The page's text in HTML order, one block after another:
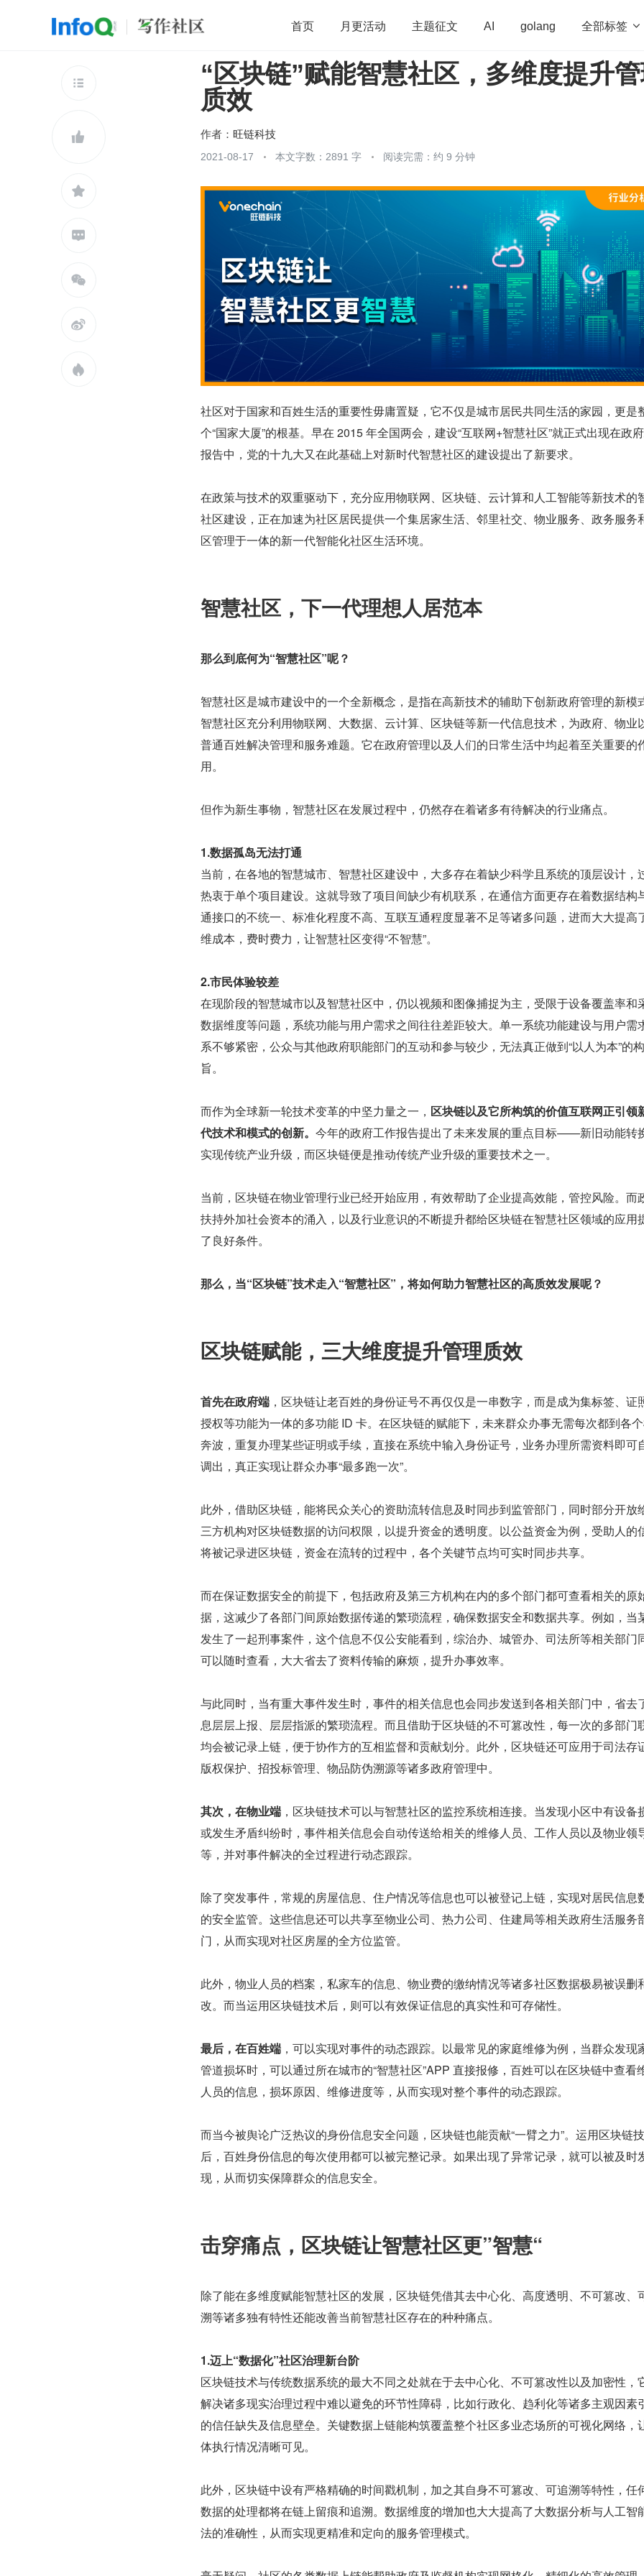
首页 月更活动 主题征文 AI golang 全部标签 
开源 架构 OpenHarmony 算法 学习方法 Web3.0 高
团队管理
查看更多







“区块链”赋能智慧社区，多维度提升
质效
作者： 旺链科技
2021-08-17 本文字数：2891 字 阅读完需：约 9 分钟
社区对于国家和百姓生活的重要性毋庸置疑，它不仅是城市居民共同生活的家园，更是
个“国家大厦”的根基。早在 2015 年全国两会，建设“互联网+智慧社区”就正式出现在政
报告中，党的十九大又在此基础上对新时代智慧社区的建设提出了新要求。
在政策与技术的双重驱动下，充分应用物联网、区块链、云计算和人工智能等新技术的
社区建设，正在加速为社区居民提供一个集居家生活、邻里社交、物业服务、政务服务
区管理于一体的新一代智能化社区生活环境。
智慧社区，下一代理想人居范本
那么到底何为“智慧社区”呢？
智慧社区是城市建设中的一个全新概念，是指在高新技术的辅助下创新政府管理的新模
智慧社区充分利用物联网、大数据、云计算、区块链等新一代信息技术，为政府、物业
普通百姓解决管理和服务难题。它在政府管理以及人们的日常生活中均起着至关重要的
用。
但作为新生事物，智慧社区在发展过程中，仍然存在着诸多有待解决的行业痛点。
1.数据孤岛无法打通
当前，在各地的智慧城市、智慧社区建设中，大多存在着缺少科学且系统的顶层设计，
热衷于单个项目建设。这就导致了项目间缺少有机联系，在通信方面更存在着数据结构
通接口的不统一、标准化程度不高、互联互通程度显著不足等诸多问题，进而大大提高
维成本，费时费力，让智慧社区变得“不智慧”。
2.市民体验较差
在现阶段的智慧城市以及智慧社区中，仍以视频和图像捕捉为主，受限于设备覆盖率和
数据维度等问题，系统功能与用户需求之间往往差距较大。单一系统功能建设与用户需
系不够紧密，公众与其他政府职能部门的互动和参与较少，无法真正做到“以人为本”的
旨。
而作为全球新一轮技术变革的中坚力量之一， 区块链以及它所构筑的价值互联网正引领
代技术和模式的创新。 今年的政府工作报告提出了未来发展的重点目标——新旧动能转
实现传统产业升级，而区块链便是推动传统产业升级的重要技术之一。
当前，区块链在物业管理行业已经开始应用，有效帮助了企业提高效能，管控风险。而
扶持外加社会资本的涌入，以及行业意识的不断提升都给区块链在智慧社区领域的应用
了良好条件。
那么，当“区块链”技术走入“智慧社区”，将如何助力智慧社区的高质效发展呢？
区块链赋能，三大维度提升管理质效
首先在政府端 ，区块链让老百姓的身份证号不再仅仅是一串数字，而是成为集标签、证
授权等功能为一体的多功能 ID 卡。在区块链的赋能下，未来群众办事无需每次都到各
奔波，重复办理某些证明或手续，直接在系统中输入身份证号，业务办理所需资料即可
调出，真正实现让群众办事“最多跑一次”。
此外，借助区块链，能将民众关心的资助流转信息及时同步到监管部门，同时部分开放
三方机构对区块链数据的访问权限，以提升资金的透明度。以公益资金为例，受助人的
将被记录进区块链，资金在流转的过程中，各个关键节点均可实时同步共享。
而在保证数据安全的前提下，包括政府及第三方机构在内的多个部门都可查看相关的原
据，这减少了各部门间原始数据传递的繁琐流程，确保数据安全和数据共享。例如，当
发生了一起刑事案件，这个信息不仅公安能看到，综治办、城管办、司法所等相关部门
可以随时查看，大大省去了资料传输的麻烦，提升办事效率。
与此同时，当有重大事件发生时，事件的相关信息也会同步发送到各相关部门中，省去
息层层上报、层层指派的繁琐流程。而且借助于区块链的不可篡改性，每一次的多部门
均会被记录上链，便于协作方的互相监督和贡献划分。此外，区块链还可应用于司法存证
版权保护、招投标管理、物品防伪溯源等诸多政府管理中。
其次，在物业端 ，区块链技术可以与智慧社区的监控系统相连接。当发现小区中有设备
或发生矛盾纠纷时，事件相关信息会自动传送给相关的维修人员、工作人员以及物业领
等，并对事件解决的全过程进行动态跟踪。
除了突发事件，常规的房屋信息、住户情况等信息也可以被登记上链，实现对居民信息
的安全监管。这些信息还可以共享至物业公司、热力公司、住建局等相关政府生活服务
门，从而实现对社区房屋的全方位监管。
此外，物业人员的档案，私家车的信息、物业费的缴纳情况等诸多社区数据极易被误删
改。而当运用区块链技术后，则可以有效保证信息的真实性和可存储性。
最后，在百姓端 ，可以实现对事件的动态跟踪。以最常见的家庭维修为例，当群众发现
管道损坏时，可以通过所在城市的“智慧社区”APP 直接报修，百姓可以在区块链中查看
人员的信息，损坏原因、维修进度等，从而实现对整个事件的动态跟踪。
而当今被舆论广泛热议的身份信息安全问题，区块链也能贡献“一臂之力”。运用区块链
后，百姓身份信息的每次使用都可以被完整记录。如果出现了异常记录，就可以被及时
现，从而切实保障群众的信息安全。
击穿痛点，区块链让智慧社区更”智慧“
除了能在多维度赋能智慧社区的发展，区块链凭借其去中心化、高度透明、不可篡改、
溯等诸多独有特性还能改善当前智慧社区存在的种种痛点。
1.迈上“数据化”社区治理新台阶
区块链技术与传统数据系统的最大不同之处就在于去中心化、不可篡改性以及加密性，
解决诸多现实治理过程中难以避免的环节性障碍，比如行政化、趋利化等诸多主观因素
的信任缺失及信息壁垒。关键数据上链能构筑覆盖整个社区多业态场所的可视化网络，
体执行情况清晰可见。
此外，区块链中设有严格精确的时间戳机制，加之其自身不可篡改、可追溯等特性，任
数据的处理都将在链上留痕和追溯。数据维度的增加也大大提高了大数据分析与人工智
法的准确性，从而实现更精准和定向的服务管理模式。